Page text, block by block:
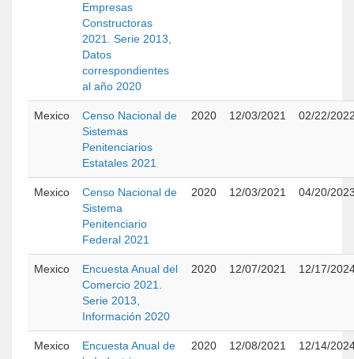
Empresas
Constructoras
2021. Serie 2013,
Datos
correspondientes
al año 2020
Mexico
Censo Nacional de
Sistemas
Penitenciarios
Estatales 2021
2020 12/03/2021 02/22/
Mexico
Censo Nacional de
Sistema
Penitenciario
Federal 2021
2020 12/03/2021 04/20/
Mexico
Encuesta Anual del
Comercio 2021.
Serie 2013,
Información 2020
2020 12/07/2021 12/17/
Mexico
Encuesta Anual de
2020 12/08/2021 12/14/